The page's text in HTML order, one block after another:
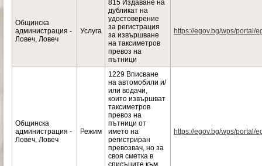
Общинска
администрация -
Ловеч, Ловеч
Услуга
815 Издаване на
дубликат на
удостоверение
за регистрация
за извършване
на таксиметров
превоз на
пътници
https://egov.bg/wps/portal/
Общинска
администрация -
Ловеч, Ловеч
Режим
1229 Вписване
на автомобили и/
или водачи,
които извършват
таксиметров
превоз на
пътници от
името на
регистриран
превозвач, но за
своя сметка в
списъците към
https://egov.bg/wps/portal/